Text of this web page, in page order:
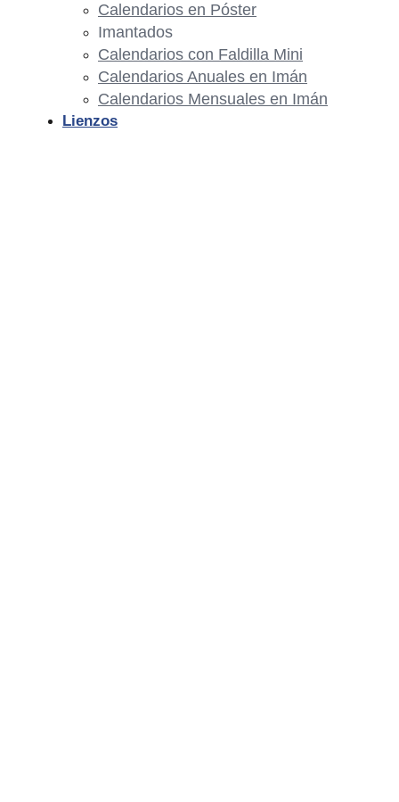
Calendarios en Póster
Imantados
Calendarios con Faldilla Mini
Calendarios Anuales en Imán
Calendarios Mensuales en Imán
Lienzos